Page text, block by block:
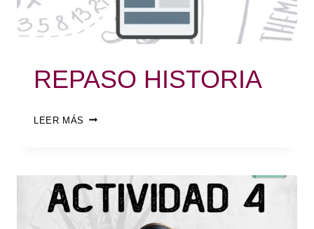
REPASO HISTORIA
LEER MÁS